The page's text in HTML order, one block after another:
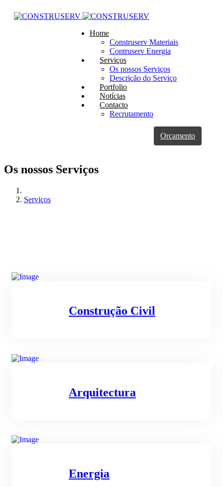
Home
Construserv Materiais
Contruserv Energia
Serviços
Os nossos Serviços
Descrição do Serviço
Portfolio
Notícias
Contacto
Recrutamento
Orçamento
Os nossos Serviços
Serviços
Construção Civil
Arquitectura
Energia